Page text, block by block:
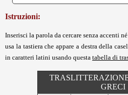
Istruzioni:
Inserisci la parola da cercare senza accenti
usa la tastiera che appare a destra della
in caratteri latini usando questa tabella di
GRECI